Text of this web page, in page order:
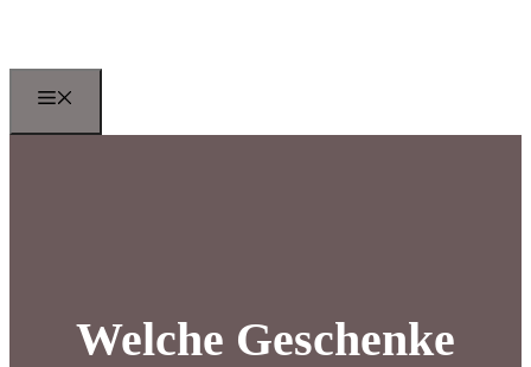
springen
Welche Geschenke